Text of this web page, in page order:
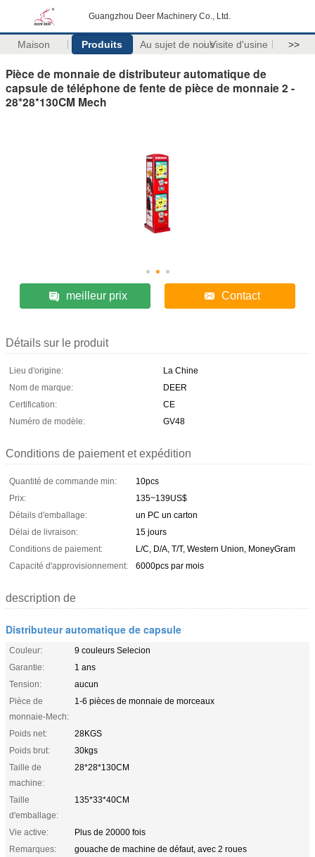
Guangzhou Deer Machinery Co., Ltd.
Maison Produits Au sujet de nousVisite d'usine >>
Pièce de monnaie de distributeur automatique de
capsule de téléphone de fente de pièce de monnaie 2 -
28*28*130CM Mech
meilleur prix Contact
Détails sur le produit
Lieu d'origine:
La Chine
Nom de marque:
DEER
Certification:
CE
Numéro de modèle:
GV48
Conditions de paiement et expédition
Quantité de commande min:
10pcs
Prix:
135~139US$
Détails d'emballage:
un PC un carton
Délai de livraison:
15 jours
Conditions de paiement:
L/C, D/A, T/T, Western Union, MoneyGram
Capacité d'approvisionnement:
6000pcs par mois
description de
Distributeur automatique de capsule
Couleur:
9 couleurs Selecion
Garantie:
1 ans
Tension:
aucun
Pièce de
monnaie-Mech:
1-6 pièces de monnaie de morceaux
Poids net:
28KGS
Poids brut:
30kgs
Taille de
machine:
28*28*130CM
Taille
d'emballage:
135*33*40CM
Vie active:
Plus de 20000 fois
Remarques:
gouache de machine de défaut, avec 2 roues